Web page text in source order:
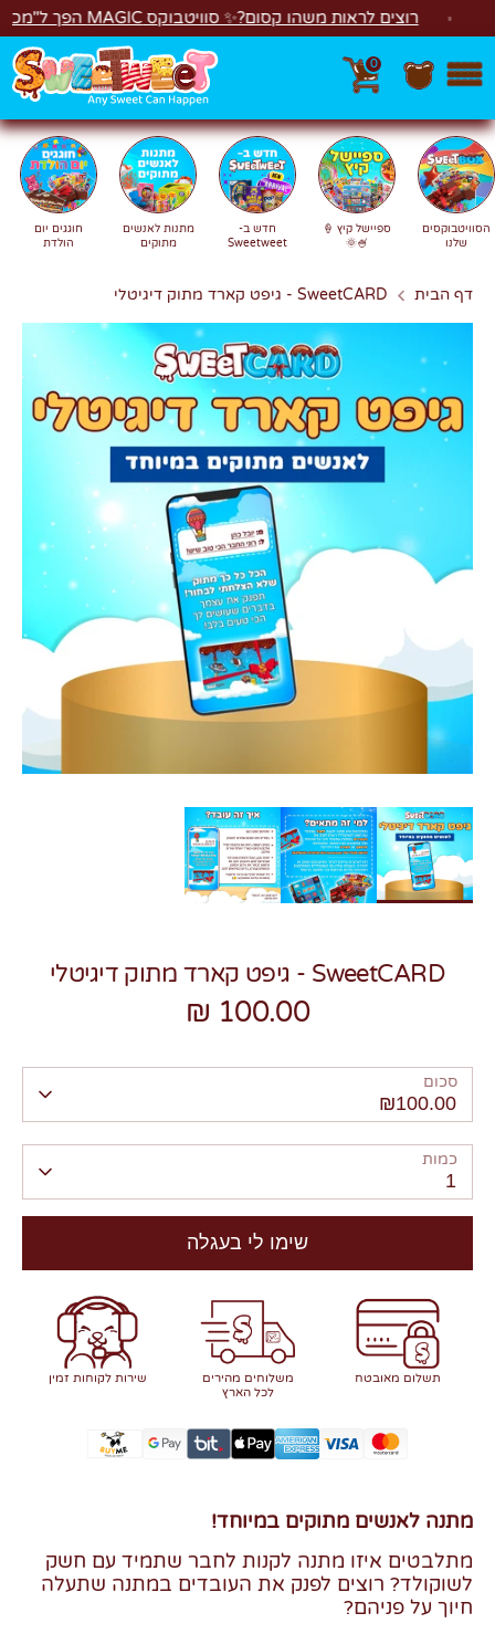
רוצים לראות משהו קסום?✨ סוויטבוקס MAGIC הפך ל"מכונת משחקים"! 🎁🕹️
0
חפשחיפוש
צרו קשר
הסוויטבוקסים
שלנו
ספיישל קיץ 🍦
🍧🌞
חדש ב-
Sweetweet
מתנות לאנשים
מתוקים
חוגגים יום
הולדת
דף הבית SweetCARD - גיפט קארד מתוק דיגיטלי
SweetCARD - גיפט קארד מתוק דיגיטלי
100.00 ₪
סכום
₪100.00
כמות
1
שימו לי בעגלה
תשלום מאובטח
משלוחים מהירים
לכל הארץ
שירות לקוחות זמין
מתנה לאנשים מתוקים במיוחד!
מתלבטים איזו מתנה לקנות לחבר שתמיד עם חשק
לשוקולד? רוצים לפנק את העובדים במתנה שתעלה
חיוך על פניהם?